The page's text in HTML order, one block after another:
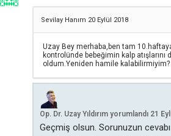
Sevilay Hanım 20 Eylül 2018
Uzay Bey merhaba,ben tam
kontrolünde bebeğimin kalp atışlarını
oldum.Yeniden hamile kalabilirmiyim?
Op. Dr. Uzay Yıldırım yorumlandı 21
Geçmiş olsun. Sorunuzun